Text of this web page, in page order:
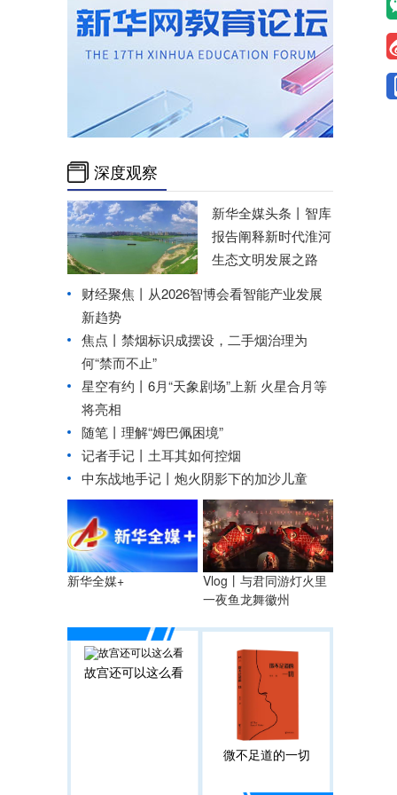
深度观察
新华全媒头条丨 智库
报告阐释新时代淮河
生态文明发展之路
财经聚焦丨
从2026智博会看智能产业发展
新趋势
焦点丨禁烟标识成摆设，二手烟治理为
何“禁而不止”
星空有约丨 6月“天象剧场”上新 火星合月等
将亮相
随笔丨理解“姆巴佩困境”
记者手记丨土耳其如何控烟
中东战地手记丨炮火阴影下的加沙儿童
新华全媒+
Vlog丨与君同游灯火里
一夜鱼龙舞徽州
故宫还可以这么看
微不足道的一切